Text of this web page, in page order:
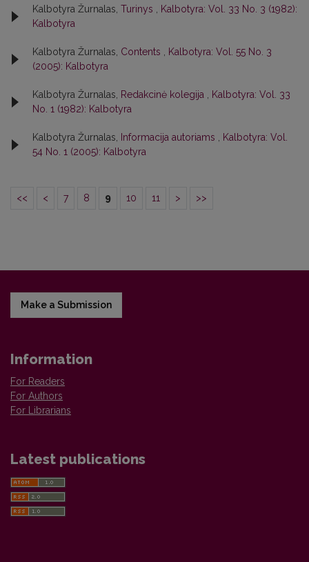
Kalbotyra Žurnalas, Turinys
Kalbotyra: Vol. 33 No. 3 (1982):
Kalbotyra
Kalbotyra Žurnalas, Contents
Kalbotyra: Vol. 55 No. 3
(2005): Kalbotyra
Kalbotyra Žurnalas, Redakcinė kolegija
Kalbotyra: Vol. 33
No. 1 (1982): Kalbotyra
Kalbotyra Žurnalas, Informacija autoriams
Kalbotyra: Vol.
54 No. 1 (2005): Kalbotyra
<< < 7 8 9 10 11 > >>
Make a Submission
Information
For Readers
For Authors
For Librarians
Latest publications